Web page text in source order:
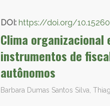
DOI: https://doi.org/
Clima
instrumentos de
autônomos
Barbara Dumas Santos Silva,